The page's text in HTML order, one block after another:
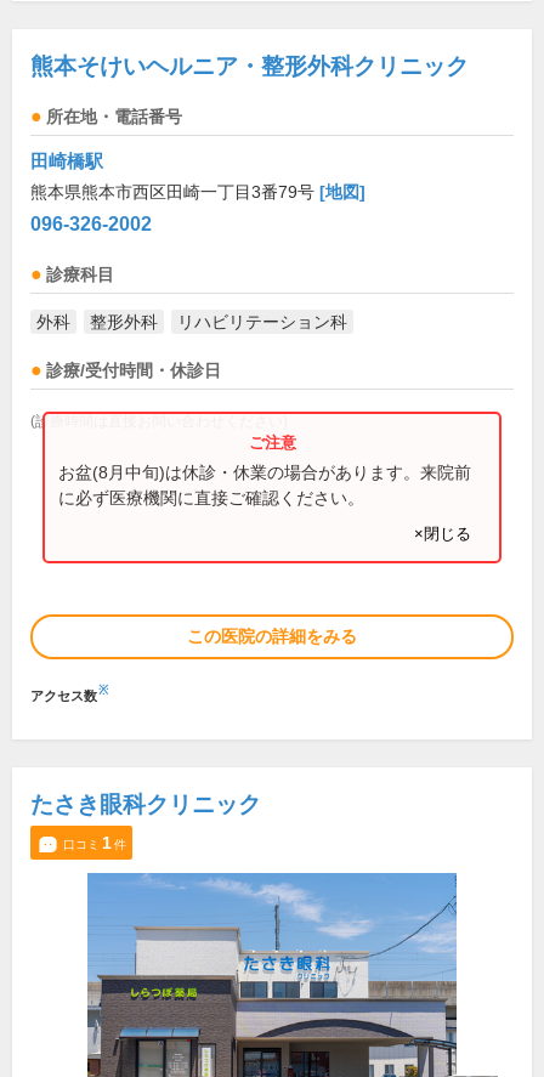
熊本そけいヘルニア・整形外科クリニック
所在地・電話番号
田崎橋駅
熊本県熊本市西区田崎一丁目3番79号 [地図]
096-326-2002
診療科目
外科 整形外科 リハビリテーション科
診療/受付時間・休診日
(診療時間は直接お問い合わせください)
お盆(8月中旬)は休診・休業の場合があります。来院前
に必ず医療機関に直接ご確認ください。
×閉じる
この医院の詳細をみる
アクセス数※
たさき眼科クリニック
口コミ 1件